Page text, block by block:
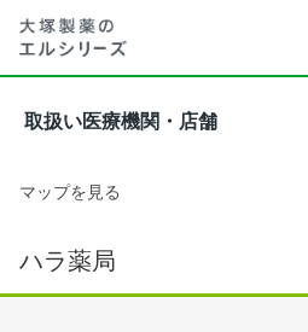
取扱い医療機関・店舗
マップを見る
ハラ薬局